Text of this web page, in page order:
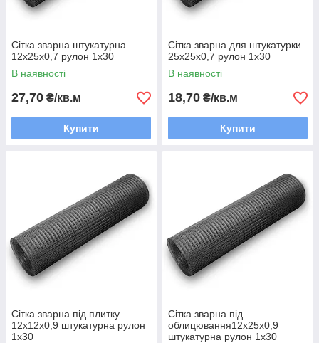
Сітка зварна штукатурна
12х25х0,7 рулон 1х30
В наявності
27,70 ₴/кв.м
Купити
Сітка зварна для штукатурки
25х25х0,7 рулон 1х30
В наявності
18,70 ₴/кв.м
Купити
Сітка зварна під плитку
12х12х0,9 штукатурна рулон
1х30
Сітка зварна під
облицювання12х25х0,9
штукатурна рулон 1х30